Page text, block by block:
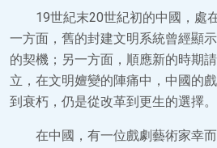
19世紀末20世紀初的中國，處
一方面，舊的封建文明系統曾經顯
的契機；另一方面，順應新的時期
立，在文明嬗變的陣痛中，中國的
到衰朽，仍是從改革到更生的選擇。
在中國，有一位戲劇藝術家幸